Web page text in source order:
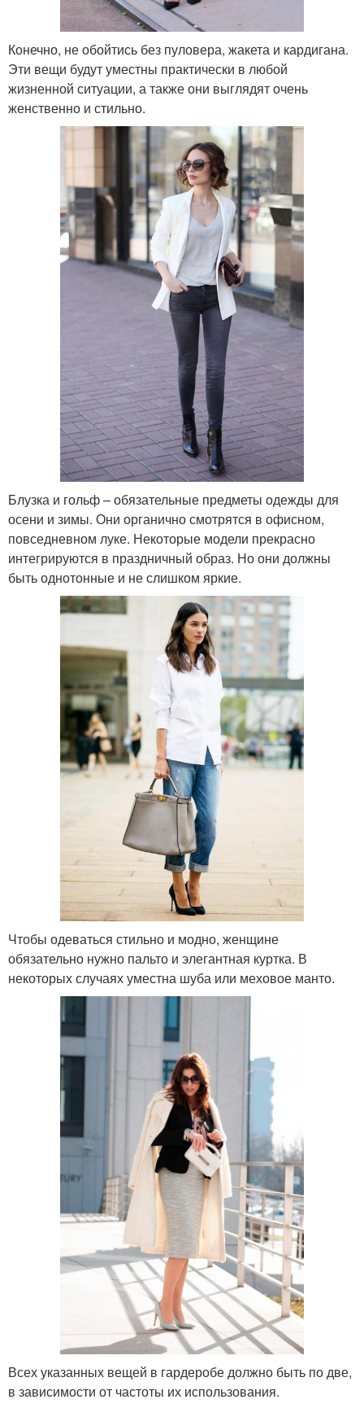
Конечно, не обойтись без пуловера, жакета и кардигана.
Эти вещи будут уместны практически в любой
жизненной ситуации, а также они выглядят очень
женственно и стильно.
Блузка и гольф – обязательные предметы одежды для
осени и зимы. Они органично смотрятся в офисном,
повседневном луке. Некоторые модели прекрасно
интегрируются в праздничный образ. Но они должны
быть однотонные и не слишком яркие.
Чтобы одеваться стильно и модно, женщине
обязательно нужно пальто и элегантная куртка. В
некоторых случаях уместна шуба или меховое манто.
Всех указанных вещей в гардеробе должно быть по две,
в зависимости от частоты их использования.